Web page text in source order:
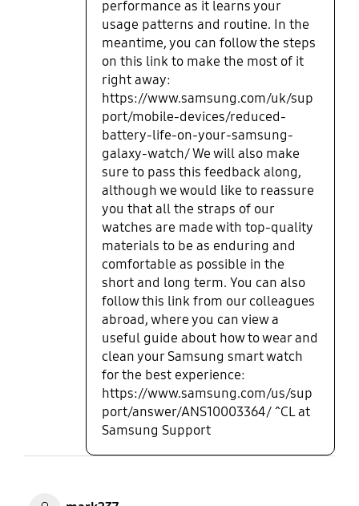
performance as it learns your
usage patterns and routine. In the
meantime, you can follow the steps
on this link to make the most of it
right away:
https://www.samsung.com/uk/sup
port/mobile-devices/reduced-
battery-life-on-your-samsung-
galaxy-watch/ We will also make
sure to pass this feedback along,
although we would like to reassure
you that all the straps of our
watches are made with top-quality
materials to be as enduring and
comfortable as possible in the
short and long term. You can also
follow this link from our colleagues
abroad, where you can view a
useful guide about how to wear and
clean your Samsung smart watch
for the best experience:
https://www.samsung.com/us/sup
port/answer/ANS10003364/ ^CL at
Samsung Support